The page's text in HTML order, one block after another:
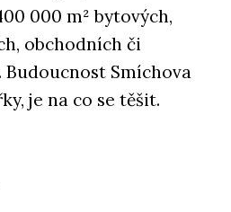
000 m² bytových,
obchodních či
Smíchova
je na co se těšit.